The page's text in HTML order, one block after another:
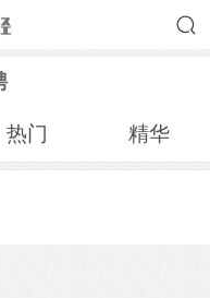
热门 精华